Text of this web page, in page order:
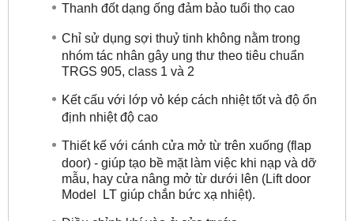
Thanh đốt dạng ống đảm bảo tuổi thọ cao
Chỉ sử dụng sợi thuỷ tinh không nằm trong
nhóm tác nhân gây ung thư theo tiêu chuẩn
TRGS 905, class 1 và 2
Kết cấu với lớp vỏ kép cách nhiệt tốt và độ ổn
định nhiệt độ cao
Thiết kế với cánh cửa mở từ trên xuống (flap
door) - giúp tạo bề mặt làm việc khi nạp và dỡ
mẫu, hay cửa nâng mở từ dưới lên (Lift door
Model LT giúp chắn bức xạ nhiệt).